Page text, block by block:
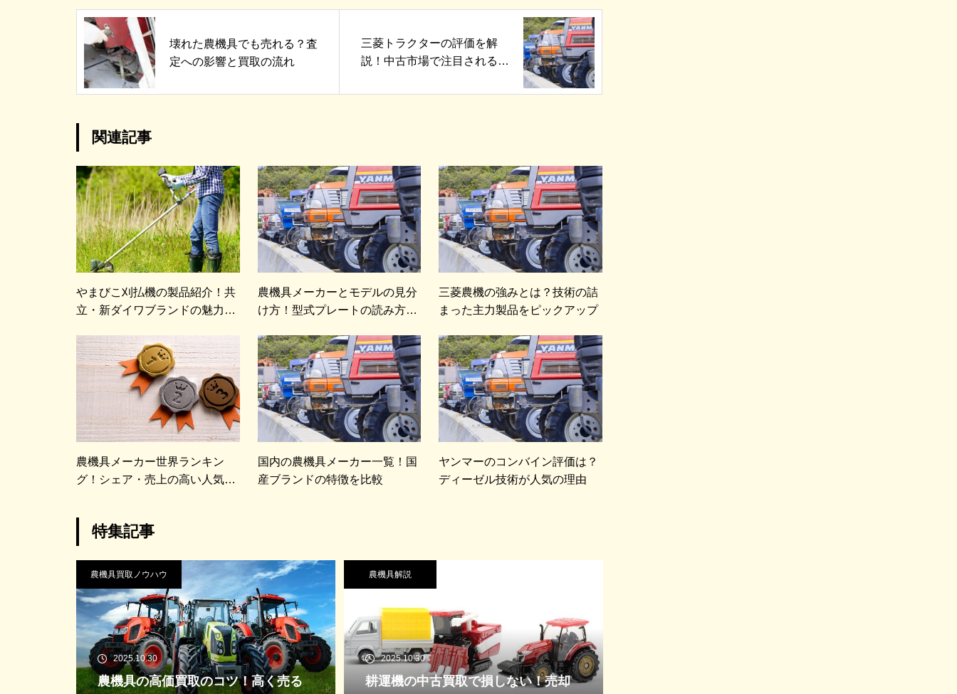
壊れた農機具でも売れる？査
定への影響と買取の流れ
三菱トラクターの評価を解
説！中古市場で注目される理
関連記事
やまびこ刈払機の製品紹介！共
立・新ダイワブランドの魅力と
農機具メーカーとモデルの見分
け方！型式プレートの読み方も
三菱農機の強みとは？技術の詰
まった主力製品をピックアップ
農機具メーカー世界ランキン
グ！シェア・売上の高い人気ブ
国内の農機具メーカー一覧！国
産ブランドの特徴を比較
ヤンマーのコンバイン評価は？
ディーゼル技術が人気の理由
特集記事
農機具買取ノウハウ
2025.10.30
農機具の高価買取のコツ！高く売る
農機具解説
2025.10.30
耕運機の中古買取で損しない！売却